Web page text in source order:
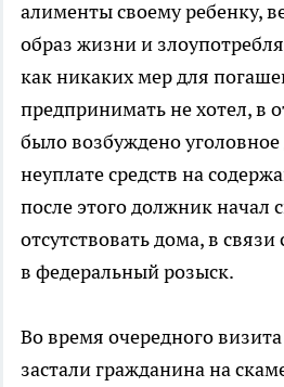
алименты своему ребенку,
образ жизни и
как никаких мер для
предпринимать не хотел, в
было возбуждено уголовное
неуплате средств на
после этого должник начал
отсутствовать дома, в
в федеральный розыск.
Во время очередного
застали гражданина на